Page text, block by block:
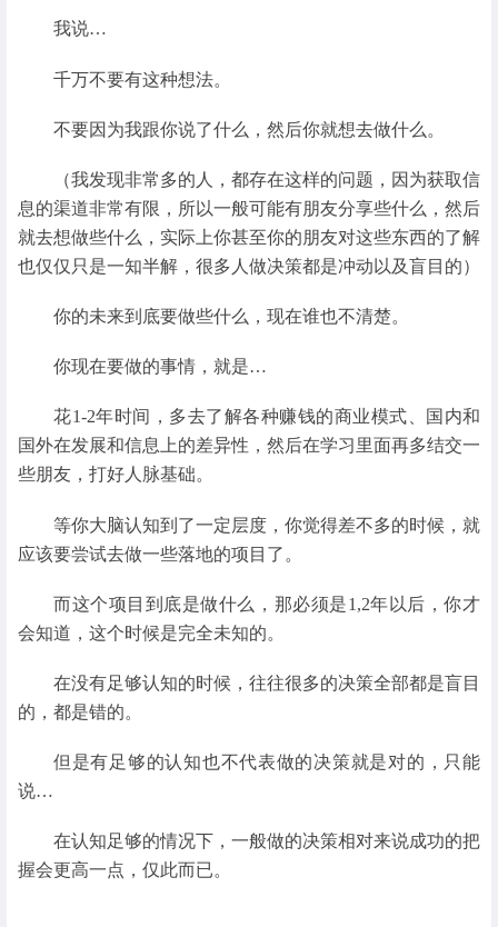
我说…
千万不要有这种想法。
不要因为我跟你说了什么，然后你就想去做什么。
（我发现非常多的人，都存在这样的问题，因为获取信
息的渠道非常有限，所以一般可能有朋友分享些什么，然后
就去想做些什么，实际上你甚至你的朋友对这些东西的了解
也仅仅只是一知半解，很多人做决策都是冲动以及盲目的）
你的未来到底要做些什么，现在谁也不清楚。
你现在要做的事情，就是…
花1-2年时间，多去了解各种赚钱的商业模式、国内和
国外在发展和信息上的差异性，然后在学习里面再多结交一
些朋友，打好人脉基础。
等你大脑认知到了一定层度，你觉得差不多的时候，就
应该要尝试去做一些落地的项目了。
而这个项目到底是做什么，那必须是1,2年以后，你才
会知道，这个时候是完全未知的。
在没有足够认知的时候，往往很多的决策全部都是盲目
的，都是错的。
但是有足够的认知也不代表做的决策就是对的，只能
说…
在认知足够的情况下，一般做的决策相对来说成功的把
握会更高一点，仅此而已。